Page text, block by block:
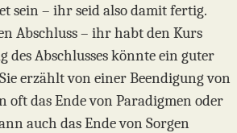
sein – ihr seid also damit fertig.
Abschluss – ihr habt den Kurs
des Abschlusses könnte ein guter
erzählt von einer Beendigung von
oft das Ende von Paradigmen oder
auch das Ende von Sorgen